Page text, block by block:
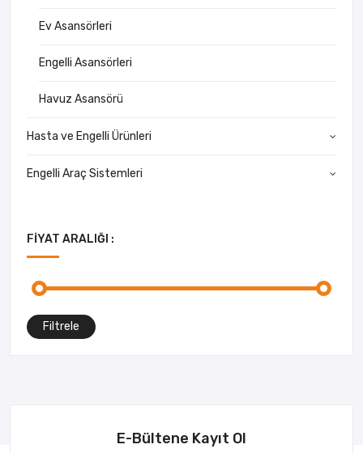
Ev Asansörleri
Engelli Asansörleri
Havuz Asansörü
Hasta ve Engelli Ürünleri
Engelli Araç Sistemleri
FIYAT ARALIĞI :
Filtrele
E-Bültene Kayıt Ol